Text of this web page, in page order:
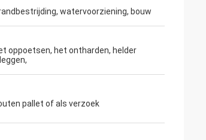
watervoorziening, bouw
oppoetsen, het ontharden, helder
pallet of als verzoek